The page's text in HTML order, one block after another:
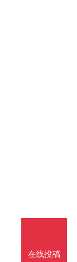
在线投稿